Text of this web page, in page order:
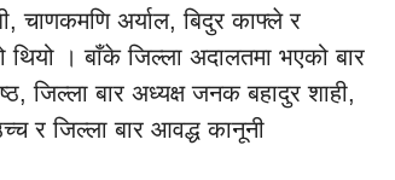
चाणकमणि अर्याल, बिदुर काफ्ले र
थियो । बाँके जिल्ला अदालतमा भएको बार
जिल्ला बार अध्यक्ष जनक बहादुर शाही,
र जिल्ला बार आवद्ध कानूनी